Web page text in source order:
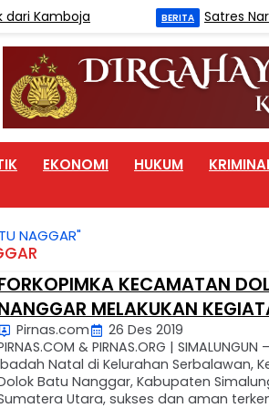
Kamboja BERITA Satres
EKONOMI HUKUM
NAGGAR"
KECAMATAN
MELAKUKAN
PATROLI KEAMANAN DI RUMAH
DI KELURAHAN
Pirnas.com
26 Des 2019
& PIRNAS.ORG |
Natal di Kelurahan Serbalawan,
Batu Nanggar, Kabupaten
Utara, sukses dan aman